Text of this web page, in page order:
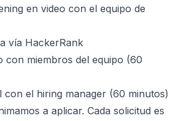
en video con el equipo de
vía HackerRank
con miembros del equipo (60
con el hiring manager (60 minutos)
a aplicar. Cada solicitud es